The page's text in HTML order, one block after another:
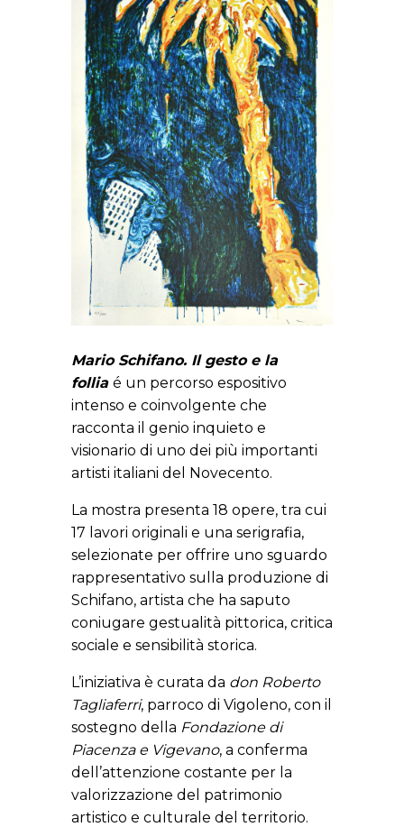
Mario Schifano. Il gesto e la
follia é un percorso espositivo
intenso e coinvolgente che
racconta il genio inquieto e
visionario di uno dei più importanti
artisti italiani del Novecento.
La mostra presenta 18 opere, tra cui
17 lavori originali e una serigrafia,
selezionate per offrire uno sguardo
rappresentativo sulla produzione di
Schifano, artista che ha saputo
coniugare gestualità pittorica, critica
sociale e sensibilità storica.
L’iniziativa è curata da don Roberto
Tagliaferri, parroco di Vigoleno, con il
sostegno della Fondazione di
Piacenza e Vigevano, a conferma
dell’attenzione costante per la
valorizzazione del patrimonio
artistico e culturale del territorio.